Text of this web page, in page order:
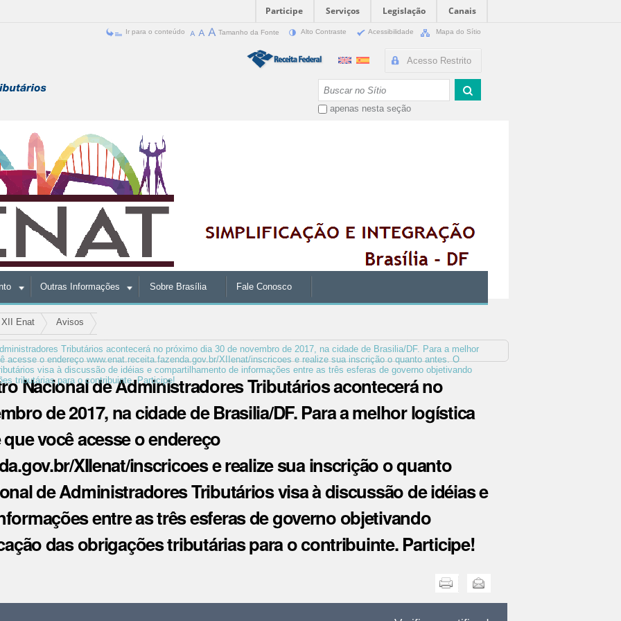
Participe Serviços Legislação
Canais
Ir para o conteúdo Tamanho da Fonte Alto Contraste Acessibilidade Mapa do Sítio
Acesso Restrito
apenas nesta seção
Outras Informações Sobre Brasília Fale Conosco
XII Enat Avisos
Tributários acontecerá no próximo dia 30 de novembro de 2017, na cidade de Brasilia/DF. Para a melhor
acesse o endereço www.enat.receita.fazenda.gov.br/XIIenat/inscricoes e realize sua inscrição o quanto antes. O
visa à discussão de idéias e compartilhamento de informações entre as três esferas de governo objetivando
tributárias para o contribuinte. Participe!
Nacional de Administradores Tributários acontecerá no
de 2017, na cidade de Brasilia/DF. Para a melhor logística
você acesse o endereço
XIIenat/inscricoes e realize sua inscrição o quanto
de Administradores Tributários visa à discussão de idéias e
entre as três esferas de governo objetivando
das obrigações tributárias para o contribuinte. Participe!
Enviar